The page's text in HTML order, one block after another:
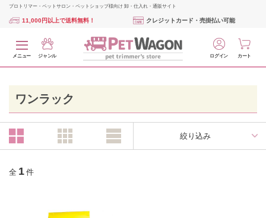
プロトリマー・ペットサロン・ペットショップ様向け 卸・仕入れ・通販サイト
11,000円以上で送料無料！ クレジットカード・売掛払い可能
メニュー ジャンル ログイン カート
ワンラック
絞り込み
全 1 件